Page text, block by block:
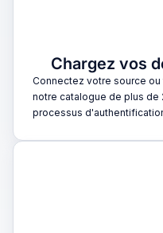
Chargez vos
Connectez votre source
notre catalogue de plus de
processus